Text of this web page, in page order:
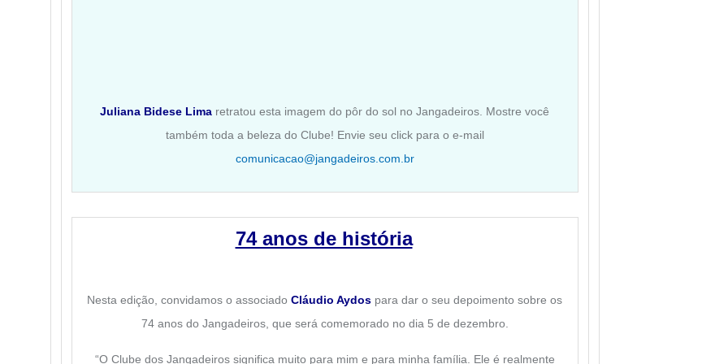
Juliana Bidese Lima retratou esta imagem do pôr do sol no Jangadeiros. Mostre você
também toda a beleza do Clube! Envie seu click para o e-mail
comunicacao@jangadeiros.com.br
74 anos de história
Nesta edição, convidamos o associado Cláudio Aydos para dar o seu depoimento sobre os
74 anos do Jangadeiros, que será comemorado no dia 5 de dezembro.
“O Clube dos Jangadeiros significa muito para mim e para minha família. Ele é realmente